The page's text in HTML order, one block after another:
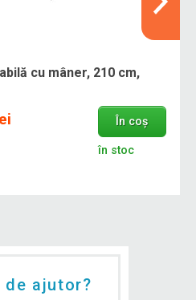
cu mâner, 210 cm,
În coș
în stoc
de ajutor?